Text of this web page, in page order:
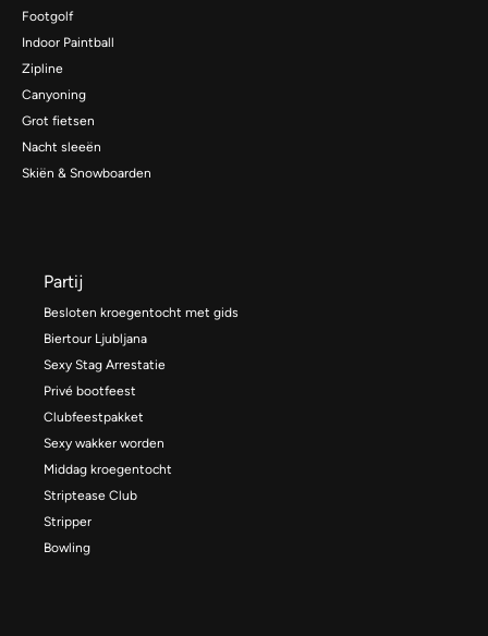
Footgolf
Indoor Paintball
Zipline
Canyoning
Grot fietsen
Nacht sleeën
Skiën & Snowboarden
Partij
Besloten kroegentocht met gids
Biertour Ljubljana
Sexy Stag Arrestatie
Privé bootfeest
Clubfeestpakket
Sexy wakker worden
Middag kroegentocht
Striptease Club
Stripper
Bowling